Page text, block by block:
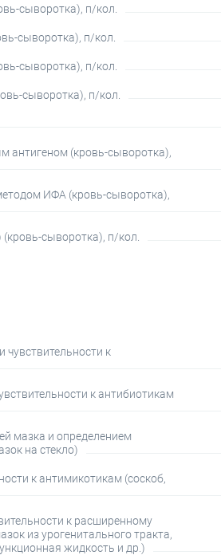
сыворотка), п/кол.
сыворотка), п/кол.
сыворотка), п/кол.
сыворотка), п/кол.
антигеном (кровь-сыворотка),
ИФА (кровь-сыворотка),
сыворотка), п/кол.
чувствительности к
к антибиотикам
мазка и определением
на стекло)
к антимикотикам (соскоб,
к расширенному
из урогенитального тракта,
жидкость и др.)